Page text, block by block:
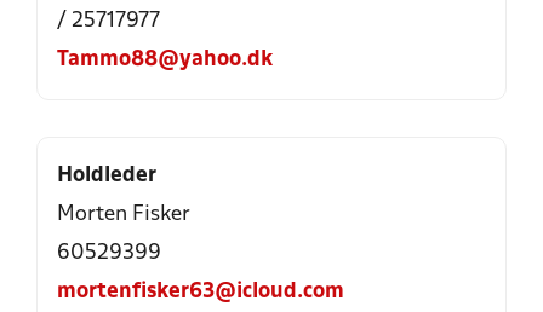
/ 25717977
Tammo88@yahoo.dk
Holdleder
Morten Fisker
60529399
mortenfisker63@icloud.com